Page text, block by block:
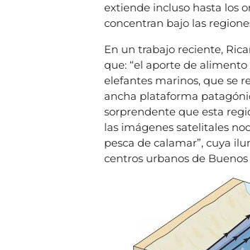
extiende incluso hasta los
concentran bajo las
En un trabajo reciente,
que: “el aporte de
elefantes marinos, que se
ancha plataforma
sorprendente que esta
las imágenes satelitales
pesca de calamar”, cuya
centros urbanos de